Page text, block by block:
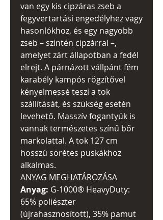
van egy kis cipzáras zseb a
fegyvertartási engedélyhez vagy
hasonlókhoz, és egy nagyobb
zseb – szintén cipzárral –,
amelyet zárt állapotban a fedél
elrejt. A párnázott vállpánt fém
karabély kampós rögzítővel
kényelmessé teszi a tok
szállítását, és szükség esetén
levehető. Masszív fogantyúk is
vannak természetes színű bőr
markolattal. A tok 127 cm
hosszú sörétes puskákhoz
alkalmas.
ANYAG MEGHATÁROZÁSA
Anyag: G-1000® HeavyDuty:
65% poliészter
(újrahasznosított), 35% pamut